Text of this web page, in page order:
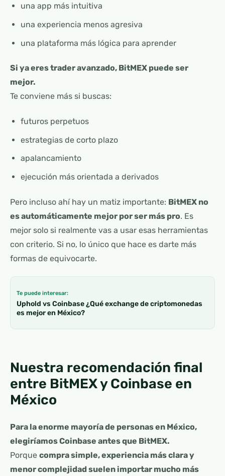
una app más intuitiva
una experiencia menos agresiva
una plataforma más lógica para aprender
Si ya eres trader avanzado, BitMEX puede ser
mejor.
Te conviene más si buscas:
futuros perpetuos
estrategias de corto plazo
apalancamiento
ejecución más orientada a derivados
Pero incluso ahí hay un matiz importante: BitMEX no
es automáticamente mejor por ser más pro. Es
mejor solo si realmente vas a usar esas herramientas
con criterio. Si no, lo único que hace es darte más
formas de equivocarte.
Te puede interesar:
Uphold vs Coinbase ¿Qué exchange de criptomonedas
es mejor en México?
Nuestra recomendación final
entre BitMEX y Coinbase en
México
Para la enorme mayoría de personas en México,
elegiríamos Coinbase antes que BitMEX.
Porque compra simple, experiencia más clara y
menor complejidad suelen importar mucho más